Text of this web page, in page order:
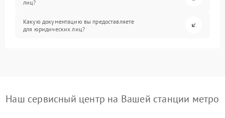
лиц?
Какую документацию вы предоставляете
для юридических лиц?
Наш сервисный центр на Вашей станции метро